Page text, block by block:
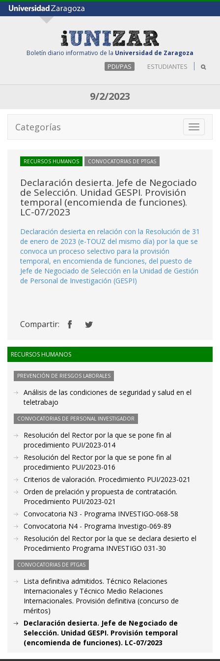
Boletín diario informativo de la Universidad de Zaragoza
PDI/PAS ESTUDIANTES
9/2/2023
Toggle
Categorías
RECURSOS HUMANOS CONVOCATORIAS DE PTGAS
Declaración desierta. Jefe de Negociado
de Selección. Unidad GESPI. Provisión
temporal (encomienda de funciones).
LC-07/2023
Declaración desierta en relación con la Resolución de 31
de enero de 2023 (e-TOUZ del mismo día) por la que se
convoca un proceso selectivo para la provisión
temporal, en encomienda de funciones, del puesto de
Jefe de Negociado de Selección en la Unidad de Gestión
de Personal de Investigación (GESPI)
Compartir:
RECURSOS HUMANOS
PREVENCIÓN DE RIESGOS LABORALES
Análisis de las condiciones de seguridad y salud en el
teletrabajo
CONVOCATORIAS DE PERSONAL INVESTIGADOR
Resolución del Rector por la que se pone fin al
procedimiento PUI/2023-014
Resolución del Rector por la que se pone fin al
procedimiento PUI/2023-016
Criterios de valoración. Procedimiento PUI/2023-021
Orden de prelación y propuesta de contratación.
Procedimiento PUI/2023-021
Convocatoria N3 - Programa INVESTIGO-068-58
Convocatoria N4 - Programa Investigo-069-89
Resolución del Rector por la que se declara desierto el
Procedimiento Programa INVESTIGO 031-30
CONVOCATORIAS DE PTGAS
Lista definitiva admitidos. Técnico Relaciones
Internacionales y Técnico Medio Relaciones
Internacionales. Provisión definitiva (concurso de
méritos)
Declaración desierta. Jefe de Negociado de
Selección. Unidad GESPI. Provisión temporal
(encomienda de funciones). LC-07/2023